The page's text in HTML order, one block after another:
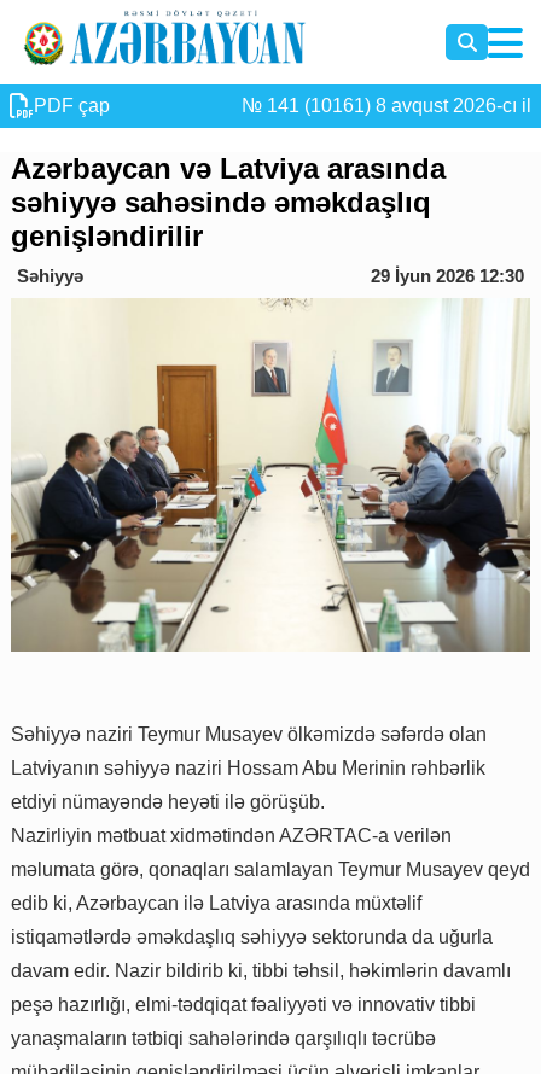
PDF çap № 141 (10161) 8 avqust 2026-cı il
Azərbaycan və Latviya arasında
səhiyyə sahəsində əməkdaşlıq
genişləndirilir
Səhiyyə 29 İyun 2026 12:30
Səhiyyə naziri Teymur Musayev ölkəmizdə səfərdə olan
Latviyanın səhiyyə naziri Hossam Abu Merinin rəhbərlik
etdiyi nümayəndə heyəti ilə görüşüb.
Nazirliyin mətbuat xidmətindən AZƏRTAC-a verilən
məlumata görə, qonaqları salamlayan Teymur Musayev qeyd
edib ki, Azərbaycan ilə Latviya arasında müxtəlif
istiqamətlərdə əməkdaşlıq səhiyyə sektorunda da uğurla
davam edir. Nazir bildirib ki, tibbi təhsil, həkimlərin davamlı
peşə hazırlığı, elmi-tədqiqat fəaliyyəti və innovativ tibbi
yanaşmaların tətbiqi sahələrində qarşılıqlı təcrübə